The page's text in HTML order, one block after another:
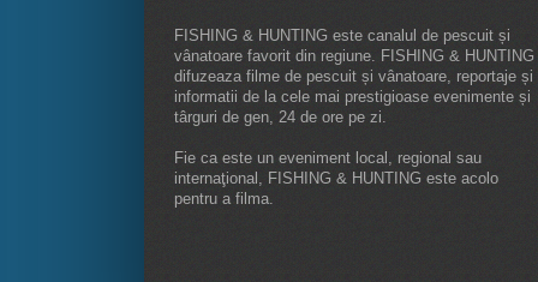
FISHING & HUNTING este canalul de pescuit și
vânatoare favorit din regiune. FISHING & HUNTING
difuzeaza filme de pescuit și vânatoare, reportaje și
informatii de la cele mai prestigioase evenimente și
târguri de gen, 24 de ore pe zi.
Fie ca este un eveniment local, regional sau
internaţional, FISHING & HUNTING este acolo
pentru a filma.